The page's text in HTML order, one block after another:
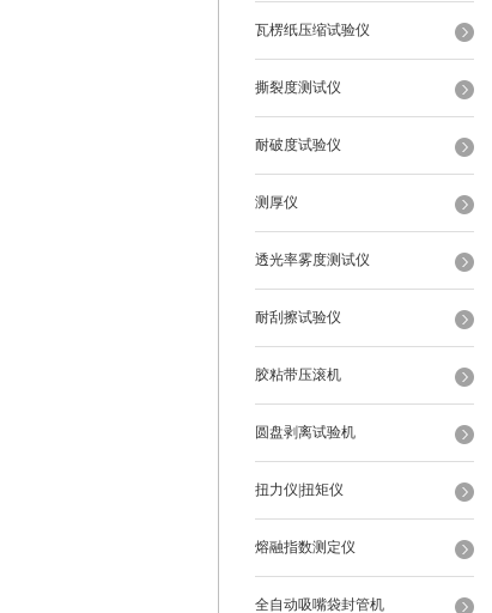
瓦楞纸压缩试验仪
撕裂度测试仪
耐破度试验仪
测厚仪
透光率雾度测试仪
耐刮擦试验仪
胶粘带压滚机
圆盘剥离试验机
扭力仪|扭矩仪
熔融指数测定仪
全自动吸嘴袋封管机